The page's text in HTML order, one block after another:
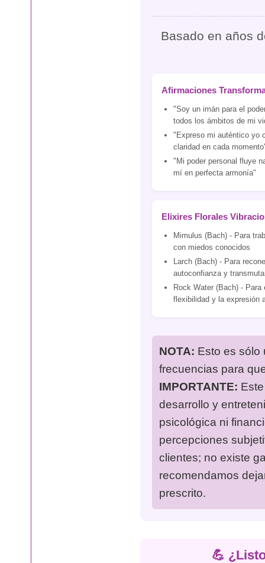
Basado en años
Afirmaciones
"Soy un imán para el
todos los ámbitos de mi
"Expreso mi auténtico yo
claridad en cada
"Mi poder personal fluye
mí en perfecta armonía"
Elixires Florales
Mimulus (Bach) - Para
con miedos conocidos
Larch (Bach) - Para
autoconfianza y
Rock Water (Bach) - Para
flexibilidad y la expresión
NOTA: Esto es sólo
frecuencias para
IMPORTANTE:
desarrollo y
psicológica ni
percepciones
clientes; no existe
recomendamos
prescrito.
💪